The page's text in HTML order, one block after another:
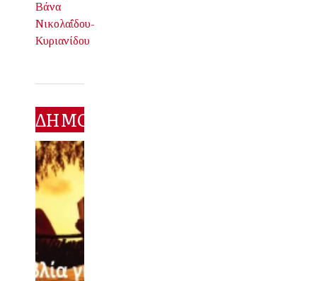
Βάνα
Νικολαΐδου-
Κυριανίδου
ΔΗΜΟΦΙΛΕΣΤΕΡΑ